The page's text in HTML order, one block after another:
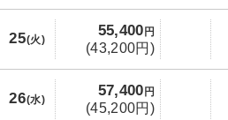
25(火)
55,400 円
(43,200円)
26(水)
57,400 円
(45,200円)